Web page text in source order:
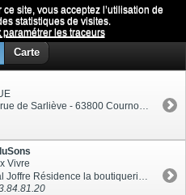
site, vous acceptez l’utilisation de
statistiques de visites.
paramétrer les traceurs
être Menu
Carte
Centre Harmonie 30, rue de Sarliève - 63800 Cournon-d'Auvergne
Vivre